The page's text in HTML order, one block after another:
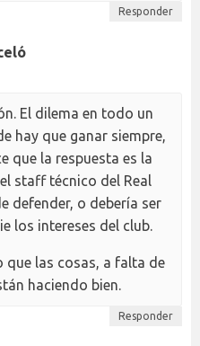
Responder
El dilema en todo un
hay que ganar siempre,
que la respuesta es la
staff técnico del Real
defender, o debería ser
los intereses del club.
que las cosas, a falta de
haciendo bien.
Responder